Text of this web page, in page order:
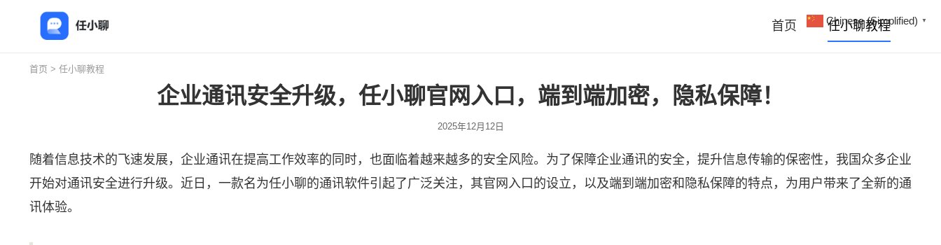
首页 任小聊教程
首页 > 任小聊教程
企业通讯安全升级，任小聊官网入口，端到端加密，隐私保障！
2025年12月12日
随着信息技术的飞速发展，企业通讯在提高工作效率的同时，也面临着越来越多的安全风险。为了保障企业通讯的安全，提升信息传输的保密性，我国众多企业
开始对通讯安全进行升级。近日，一款名为任小聊的通讯软件引起了广泛关注，其官网入口的设立，以及端到端加密和隐私保障的特点，为用户带来了全新的通
讯体验。
Chinese (Simplified) ▼